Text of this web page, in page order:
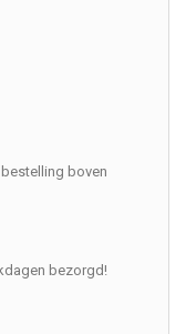
boven
bezorgd!